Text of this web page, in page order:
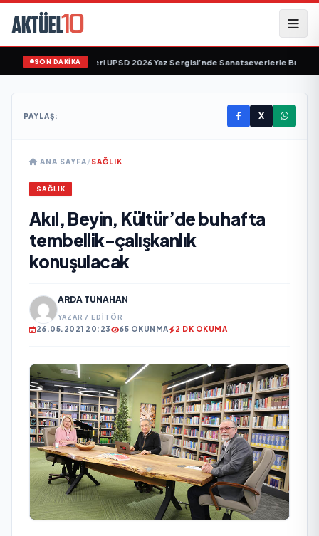
SON DAKİKA
"Tekâmül" Eseri UPSD 2026 Yaz Sergisi’nde Sanatseverlerle Buluşuyor
PAYLAŞ: X
ANA SAYFA/SAĞLIK
SAĞLIK
Akıl, Beyin, Kültür’de bu hafta
tembellik-çalışkanlık
konuşulacak
ARDA TUNAHAN
YAZAR / EDITÖR
26.05.2021 20:23 65 OKUNMA 2 DK OKUMA